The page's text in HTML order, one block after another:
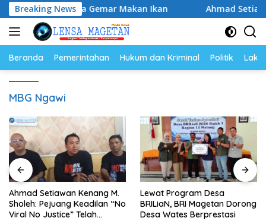
Langsung
ke
konten
Breaking News
Budaya Gemar Makan Ikan Ahmad Setiawan
Beranda Pemerintahan Hukum dan Kriminal Politik
MBG Ngawi
Ahmad Setiawan Kenang M.
Sholeh: Pejuang Keadilan “No
Viral No Justice” Telah
Lewat Program Desa
BRILiaN, BRI Magetan Dorong
Desa Wates Berprestasi